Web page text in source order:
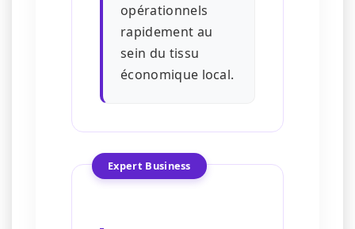
opérationnels
rapidement au
sein du tissu
économique local.
Expert Business